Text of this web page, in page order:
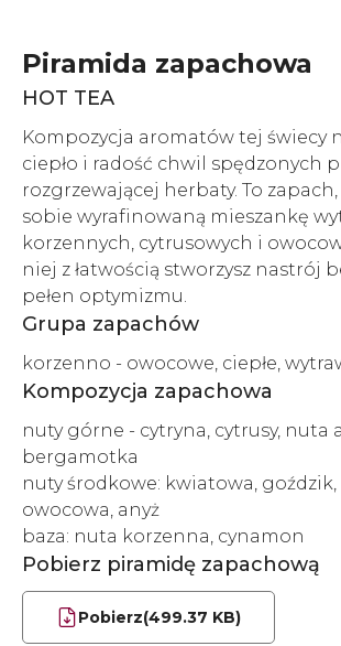
Piramida zapachowa
HOT TEA
Kompozycja aromatów tej świecy
ciepło i radość chwil spędzonych
rozgrzewającej herbaty. To zapach,
sobie wyrafinowaną mieszankę
korzennych, cytrusowych i
niej z łatwością stworzysz nastrój
pełen optymizmu.
Grupa zapachów
korzenno - owocowe, ciepłe,
Kompozycja zapachowa
nuty górne - cytryna, cytrusy, nuta
bergamotka
nuty środkowe: kwiatowa, goździk,
owocowa, anyż
baza: nuta korzenna, cynamon
Pobierz piramidę zapachową
Pobierz(499.37 KB)